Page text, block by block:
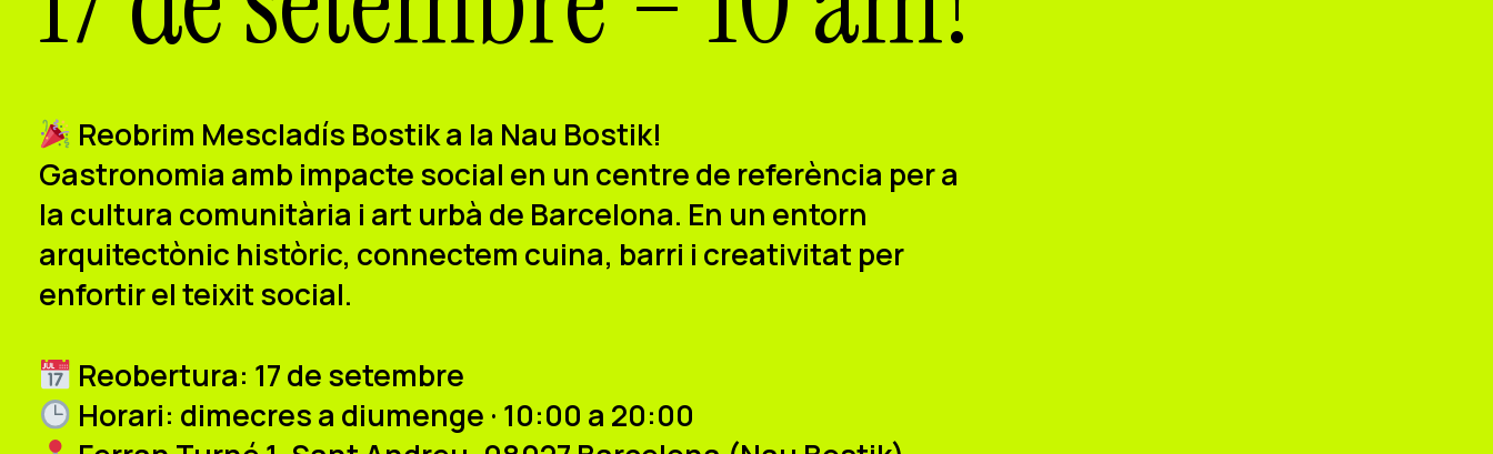
Reobrim Mescladís Bostik a la Nau Bostik!
Gastronomia amb impacte social en un centre de referència per a
la cultura comunitària i art urbà de Barcelona. En un entorn
arquitectònic històric, connectem cuina, barri i creativitat per
enfortir el teixit social.
Reobertura: 17 de setembre
Horari: dimecres a diumenge · 10:00 a 20:00